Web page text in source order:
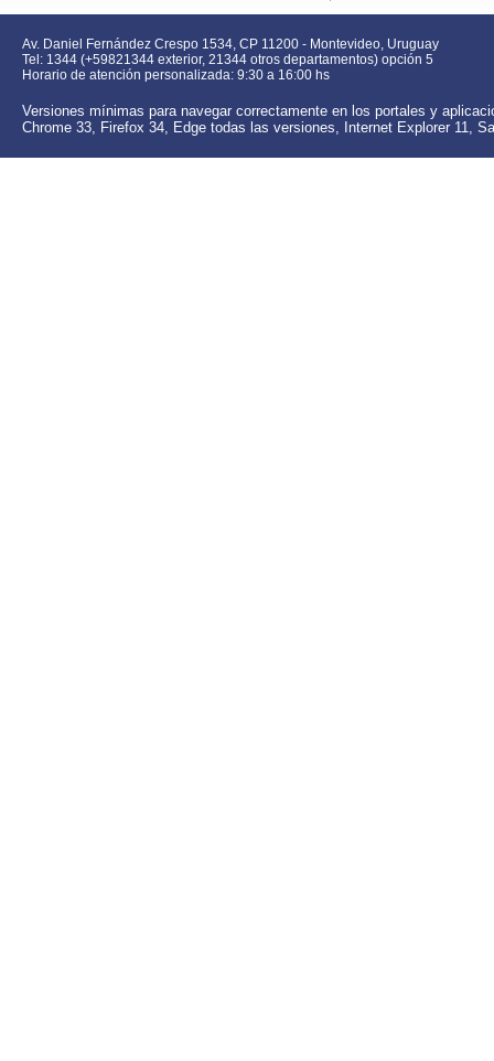
Av. Daniel Fernández Crespo 1534, CP 11200 - Montevideo, Uruguay
Tel: 1344 (+59821344 exterior, 21344 otros departamentos) opción 5
Horario de atención personalizada: 9:30 a 16:00 hs
Versiones mínimas para navegar correctamente en los portales y
Chrome 33, Firefox 34, Edge todas las versiones, Internet Explorer 11,